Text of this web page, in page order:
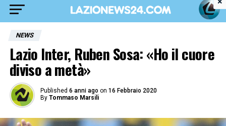
NEWS
Lazio Inter, Ruben Sosa: «Ho il cuore
diviso a metà»
Published 6 anni ago on 16 Febbraio 2020
By Tommaso Marsili